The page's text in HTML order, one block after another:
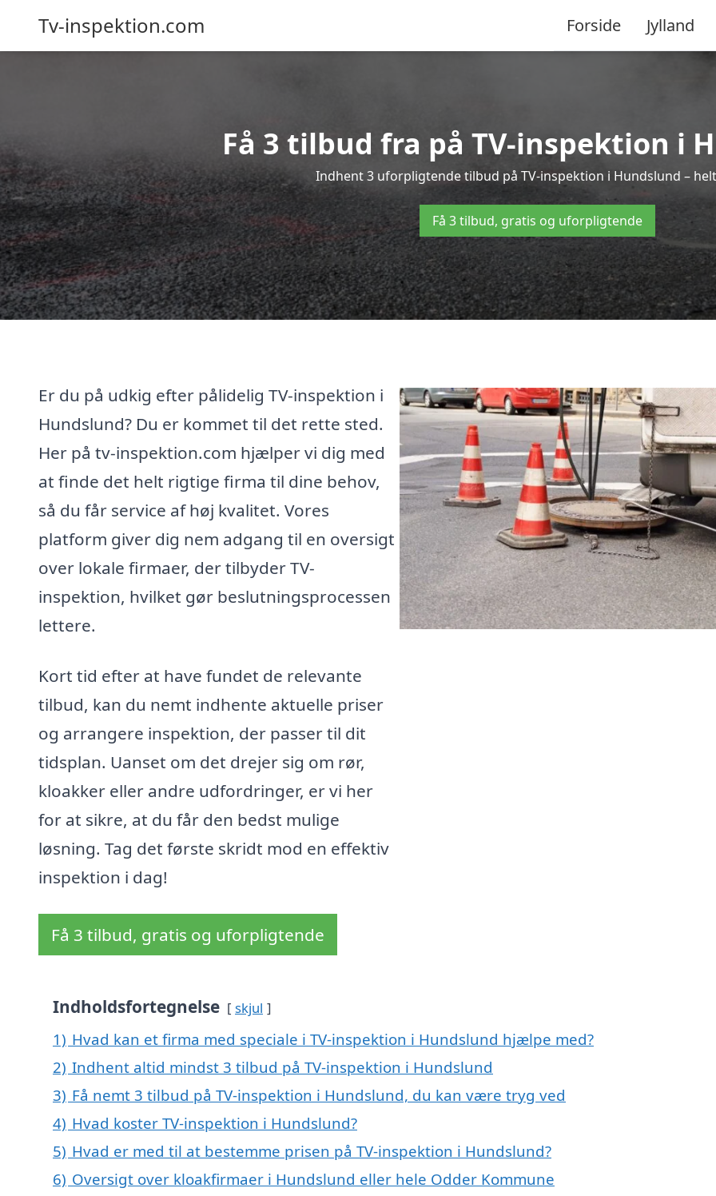
Tv-inspektion.com Forside Jylland
Få 3 tilbud fra på TV-inspektion i
Indhent 3 uforpligtende tilbud på TV-inspektion i Hundslund –
Få 3 tilbud, gratis og uforpligtende
Er du på udkig efter pålidelig TV-inspektion i
Hundslund? Du er kommet til det rette sted.
Her på tv-inspektion.com hjælper vi dig med
at finde det helt rigtige firma til dine behov,
så du får service af høj kvalitet. Vores
platform giver dig nem adgang til en oversigt
over lokale firmaer, der tilbyder TV-
inspektion, hvilket gør beslutningsprocessen
lettere.
Kort tid efter at have fundet de relevante
tilbud, kan du nemt indhente aktuelle priser
og arrangere inspektion, der passer til dit
tidsplan. Uanset om det drejer sig om rør,
kloakker eller andre udfordringer, er vi her
for at sikre, at du får den bedst mulige
løsning. Tag det første skridt mod en effektiv
inspektion i dag!
Få 3 tilbud, gratis og uforpligtende
Indholdsfortegnelse skjul
1) Hvad kan et firma med speciale i TV-inspektion i Hundslund hjælpe med?
2) Indhent altid mindst 3 tilbud på TV-inspektion i Hundslund
3) Få nemt 3 tilbud på TV-inspektion i Hundslund, du kan være tryg ved
4) Hvad koster TV-inspektion i Hundslund?
5) Hvad er med til at bestemme prisen på TV-inspektion i Hundslund?
6) Oversigt over kloakfirmaer i Hundslund eller hele Odder Kommune